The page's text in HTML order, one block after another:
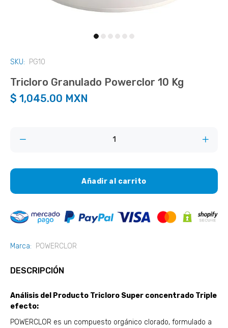
SKU: PG10
Tricloro Granulado Powerclor 10 Kg
$ 1,045.00 MXN
Añadir al carrito
Marca: POWERCLOR
DESCRIPCIÓN
Análisis del Producto Tricloro Super concentrado Triple
efecto:
POWERCLOR es un compuesto orgánico clorado, formulado a